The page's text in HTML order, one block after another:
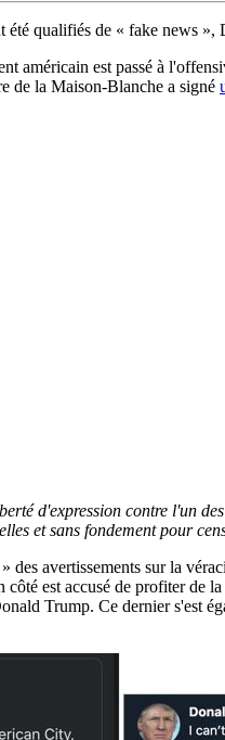
été qualifiés de « fake news »,
américain est passé à
de la Maison-Blanche a signé
d'expression contre l'un
et sans fondement pour
des avertissements sur la
est accusé de profiter de
Trump. Ce dernier s'est